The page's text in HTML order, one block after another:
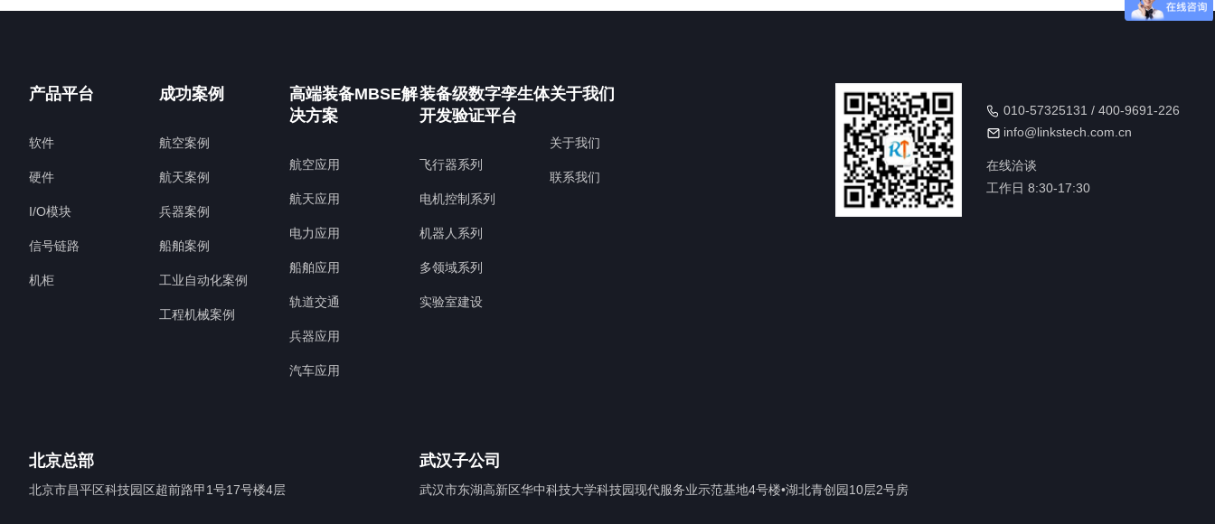
产品平台
软件
硬件
I/O模块
信号链路
机柜
成功案例
航空案例
航天案例
兵器案例
船舶案例
工业自动化案例
工程机械案例
高端装备MBSE解
决方案
航空应用
航天应用
电力应用
船舶应用
轨道交通
兵器应用
汽车应用
装备级数字孪生体
开发验证平台
飞行器系列
电机控制系列
机器人系列
多领域系列
实验室建设
关于我们
关于我们
联系我们
010-57325131 / 400-9691-226
info@linkstech.com.cn
在线洽谈
工作日 8:30-17:30
北京总部
北京市昌平区科技园区超前路甲1号17号楼4层
武汉子公司
武汉市东湖高新区华中科技大学科技园现代服务业示范基地4号楼•湖北青创园10层2号房